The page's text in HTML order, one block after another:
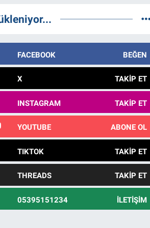
FACEBOOK BEĞEN
X TAKIP ET
INSTAGRAM TAKIP ET
YOUTUBE ABONE OL
TIKTOK TAKIP ET
THREADS TAKIP ET
05395151234 İLETIŞIM